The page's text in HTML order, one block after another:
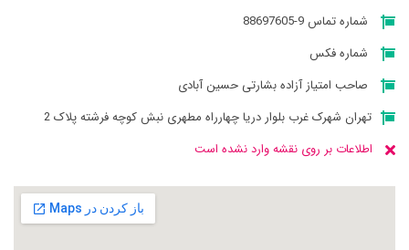
شماره تماس 9-88697605
شماره فکس
صاحب امتیاز آزاده بشارتی حسین آبادی
تهران شهرک غرب بلوار دریا چهارراه مطهری نبش کوچه فرشته پلاک 2
اطلاعات بر روی نقشه وارد نشده است